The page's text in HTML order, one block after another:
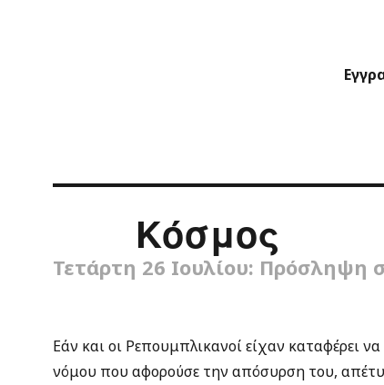
Κόσμος
Τετάρτη 26 Ιουλίου: Πρόσληψη
Εάν και οι Ρεπουμπλικανοί είχαν καταφέρει
νόμου που αφορούσε την απόσυρση του,